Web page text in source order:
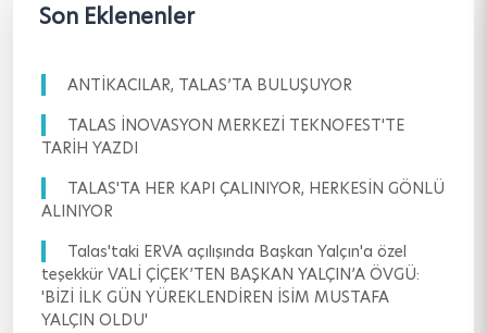
Son Eklenenler
ANTİKACILAR, TALAS’TA BULUŞUYOR
TALAS İNOVASYON MERKEZİ TEKNOFEST'TE
TARİH YAZDI
TALAS'TA HER KAPI ÇALINIYOR, HERKESİN GÖNLÜ
ALINIYOR
Talas'taki ERVA açılışında Başkan Yalçın'a özel
teşekkür VALİ ÇİÇEK’TEN BAŞKAN YALÇIN’A ÖVGÜ:
'BİZİ İLK GÜN YÜREKLENDİREN İSİM MUSTAFA
YALÇIN OLDU'